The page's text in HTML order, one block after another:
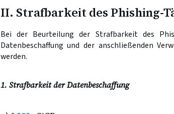
II. Strafbarkeit des Phishing-
Bei der Beurteilung der Strafbarkeit des
Datenbeschaffung und der anschließenden
werden.
1. Strafbarkeit der Datenbeschaffung